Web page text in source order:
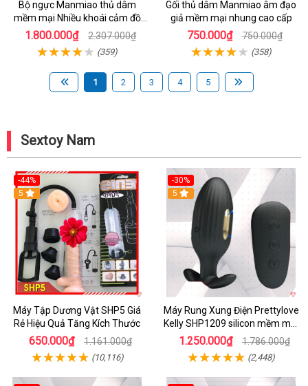
Bộ ngực Manmiao thủ dâm
mềm mại Nhiều khoái cảm đồ
chơi người lớn
1.800.000₫ 2.307.000₫
(359)
Gối thủ dâm Manmiao âm đạo
giả mềm mại nhung cao cấp
750.000₫ 750.000₫
(358)
1 2 3 4 5
Sextoy Nam
-44%
5
Máy Tập Dương Vật SHP5 Giá
Rẻ Hiệu Quả Tăng Kích Thước
650.000₫ 1.161.000₫
(10,116)
-30%
5
Máy Rung Xung Điện Prettylove
Kelly SHP1209 silicon mềm mại
tiện lợi
1.250.000₫ 1.786.000₫
(2,448)